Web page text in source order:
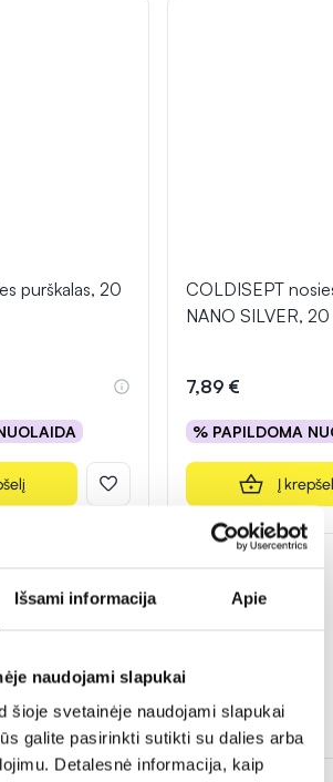
Išsami informacija Apie
naudojami slapukai
šioje svetainėje naudojami slapukai
galite pasirinkti sutikti su dalies arba
Detalesnė informacija, kaip
purškalas, 20
COLDISEPT
NANO SILVER,
7,89 €
% PAPILDOMA
Į
kartu